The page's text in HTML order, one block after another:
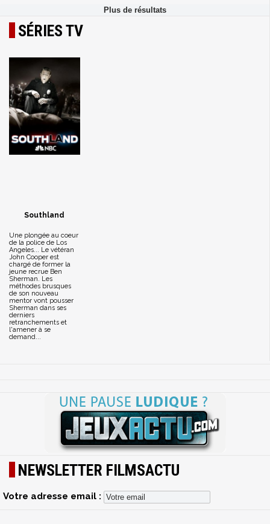
SÉRIES TV
Southland
Une plongée au coeur
de la police de Los
Angeles... Le vétéran
John Cooper est
chargé de former la
jeune recrue Ben
Sherman. Les
méthodes brusques
de son nouveau
mentor vont pousser
Sherman dans ses
derniers
retranchements et
l'amener à se
demand...
NEWSLETTER FILMSACTU
Votre adresse email :